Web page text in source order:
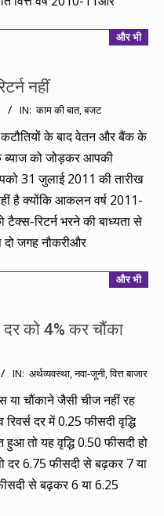
और भी
नहीं
IN: काम की बात,बजट
कटौतियों के बाद वेतन और बैंक के
को जोड़कर आपकी
31 जुलाई 2011 की तारीख
है क्योंकि आकलन वर्ष 2011-
रिटर्न भरने की बाध्यता से
जगह नौकरीऔर
और भी
दर को 4% कर चौंका
IN: अर्थव्यवस्था,नवा-जूनी,वित्त बाजार
या चौंकाने जैसी चीज नहीं रह
दर में 0.25 फीसदी वृद्धि
तो यह वृद्धि 0.50 फीसदी हो
6.75 फीसदी से बढ़कर 7 या
से बढ़कर 6 या 6.25